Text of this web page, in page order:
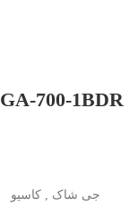
جی شاک , کاسیو